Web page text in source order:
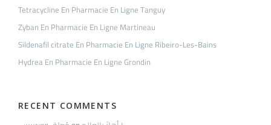
Tetracycline En Pharmacie En Ligne Tanguy
Zyban En Pharmacie En Ligne Martineau
Sildenafil citrate En Pharmacie En Ligne Ribeiro-Les-Bains
Hydrea En Pharmacie En Ligne Grondin
RECENT COMMENTS